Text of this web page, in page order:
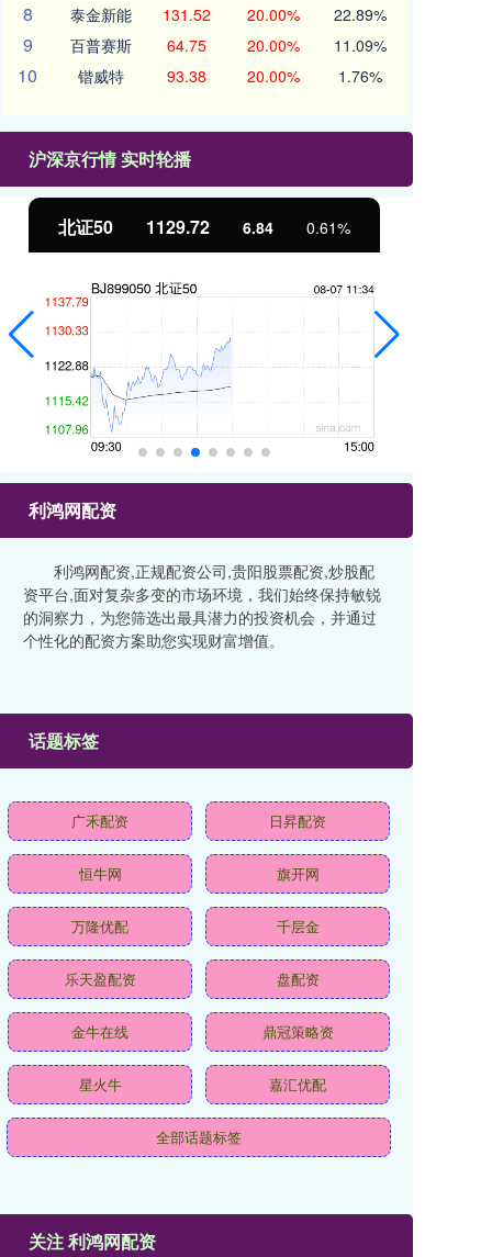
8 泰金新能 131.52 20.00% 22.89%
9 百普赛斯 64.75 20.00% 11.09%
10 锴威特 93.38 20.00% 1.76%
沪深京行情 实时轮播
北证50 1129.72 6.84 0.61%
利鸿网配资
利鸿网配资,正规配资公司,贵阳股票配资,炒股配
资平台,面对复杂多变的市场环境，我们始终保持敏锐
的洞察力，为您筛选出最具潜力的投资机会，并通过
个性化的配资方案助您实现财富增值。
话题标签
广禾配资 日昇配资
恒牛网 旗开网
万隆优配 千层金
乐天盈配资 盘配资
金牛在线 鼎冠策略资
星火牛 嘉汇优配
全部话题标签
关注 利鸿网配资